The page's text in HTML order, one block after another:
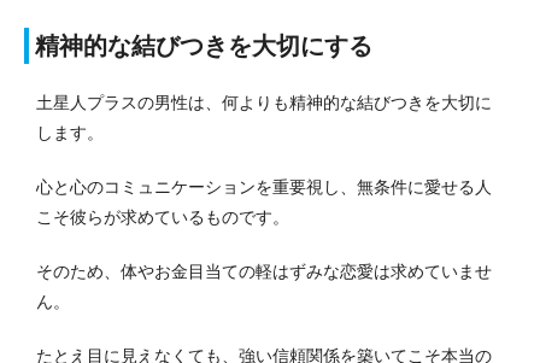
精神的な結びつきを大切にする
土星人プラスの男性は、何よりも精神的な結びつきを大切に
します。
心と心のコミュニケーションを重要視し、無条件に愛せる人
こそ彼らが求めているものです。
そのため、体やお金目当ての軽はずみな恋愛は求めていませ
ん。
たとえ目に見えなくても、強い信頼関係を築いてこそ本当の